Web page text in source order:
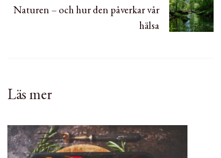
Naturen – och hur den påverkar vår
hälsa
Läs mer